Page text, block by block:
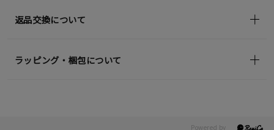
返品交換について
ラッピング・梱包について